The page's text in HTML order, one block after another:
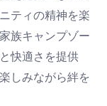
ティの精神を楽
族キャンプゾー
快適さを提供
しみながら絆を